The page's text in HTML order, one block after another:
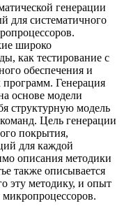
генерации
для систематичного
широко
как тестирование с
обеспечения и
Генерация
основе модели
структурную модель
Цель генерации
покрытия,
для каждой
описания методики
также описывается
эту методику, и опыт
микропроцессоров.